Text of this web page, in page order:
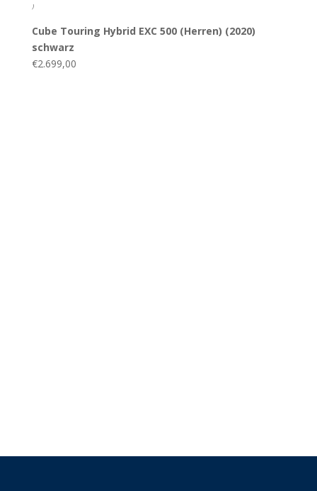
)
Cube Touring Hybrid EXC 500 (Herren) (2020)
schwarz
€2.699,00